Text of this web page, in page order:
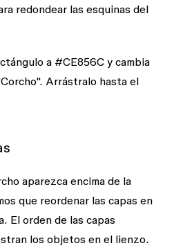
redondear las esquinas del
a #CE856C y cambia
Arrástralo hasta el
aparezca encima de la
que reordenar las capas en
El orden de las capas
los objetos en el lienzo.